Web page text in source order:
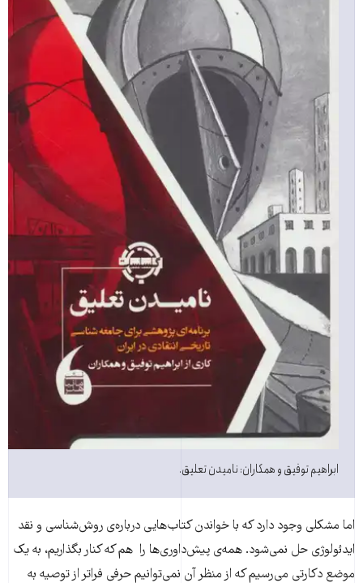
ابراهیم توفیق و همکاران: نامیدن تعلیق.
اما مشکلی وجود دارد که با خواندن کتاب‌هایی درباره‌ی روش‌شناسی و نقد
ایدئولوژی حل نمی‌شود. همه‌ی پیش‌داوری‌ها را هم که کنار بگذاریم، به یک
موضع دکارتی می‌رسیم که از منظر آن نمی‌توانیم حرفی فراتر از توصیه به